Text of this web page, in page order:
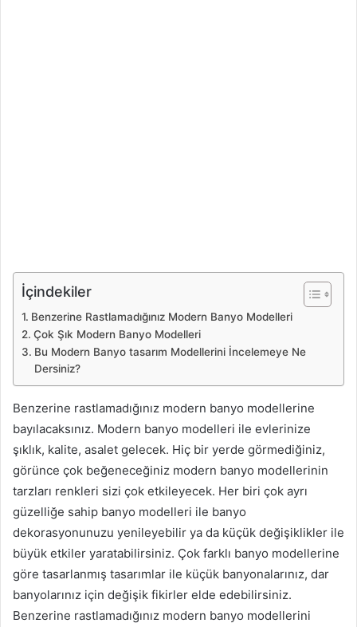
İçindekiler
Benzerine Rastlamadığınız Modern Banyo Modelleri
Çok Şık Modern Banyo Modelleri
Bu Modern Banyo tasarım Modellerini İncelemeye Ne
Dersiniz?
Benzerine rastlamadığınız modern banyo modellerine
bayılacaksınız. Modern banyo modelleri ile evlerinize
şıklık, kalite, asalet gelecek. Hiç bir yerde görmediğiniz,
görünce çok beğeneceğiniz modern banyo modellerinin
tarzları renkleri sizi çok etkileyecek. Her biri çok ayrı
güzelliğe sahip banyo modelleri ile banyo
dekorasyonunuzu yenileyebilir ya da küçük değişiklikler ile
büyük etkiler yaratabilirsiniz. Çok farklı banyo modellerine
göre tasarlanmış tasarımlar ile küçük banyonalarınız, dar
banyolarınız için değişik fikirler elde edebilirsiniz.
Benzerine rastlamadığınız modern banyo modellerini